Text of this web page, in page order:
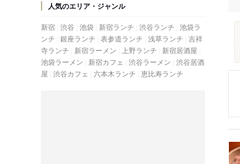
人気のエリア・ジャンル
新宿 渋谷 池袋 新宿ランチ 渋谷ランチ 池袋ラ
ンチ 銀座ランチ 表参道ランチ 浅草ランチ 吉祥
寺ランチ
新宿ラーメン 上野ランチ
新宿居酒屋
池袋ラーメン
新宿カフェ 渋谷ラーメン 渋谷居酒
屋 渋谷カフェ 六本木ランチ 恵比寿ランチ